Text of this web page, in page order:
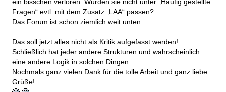
Fragen“ evtl. mit dem Zusatz „LAA“ passen?
Das Forum ist schon ziemlich weit unten…
Das soll jetzt alles nicht als Kritik aufgefasst werden!
Schließlich hat jeder andere Strukturen und wahrscheinlich
eine andere Logik in solchen Dingen.
Nochmals ganz vielen Dank für die tolle Arbeit und ganz liebe
Grüße!